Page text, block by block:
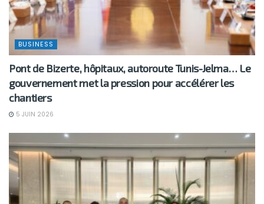
BUSINESS
Pont de Bizerte, hôpitaux, autoroute Tunis-Jelma… Le
gouvernement met la pression pour accélérer les
chantiers
5 JUIN 2026